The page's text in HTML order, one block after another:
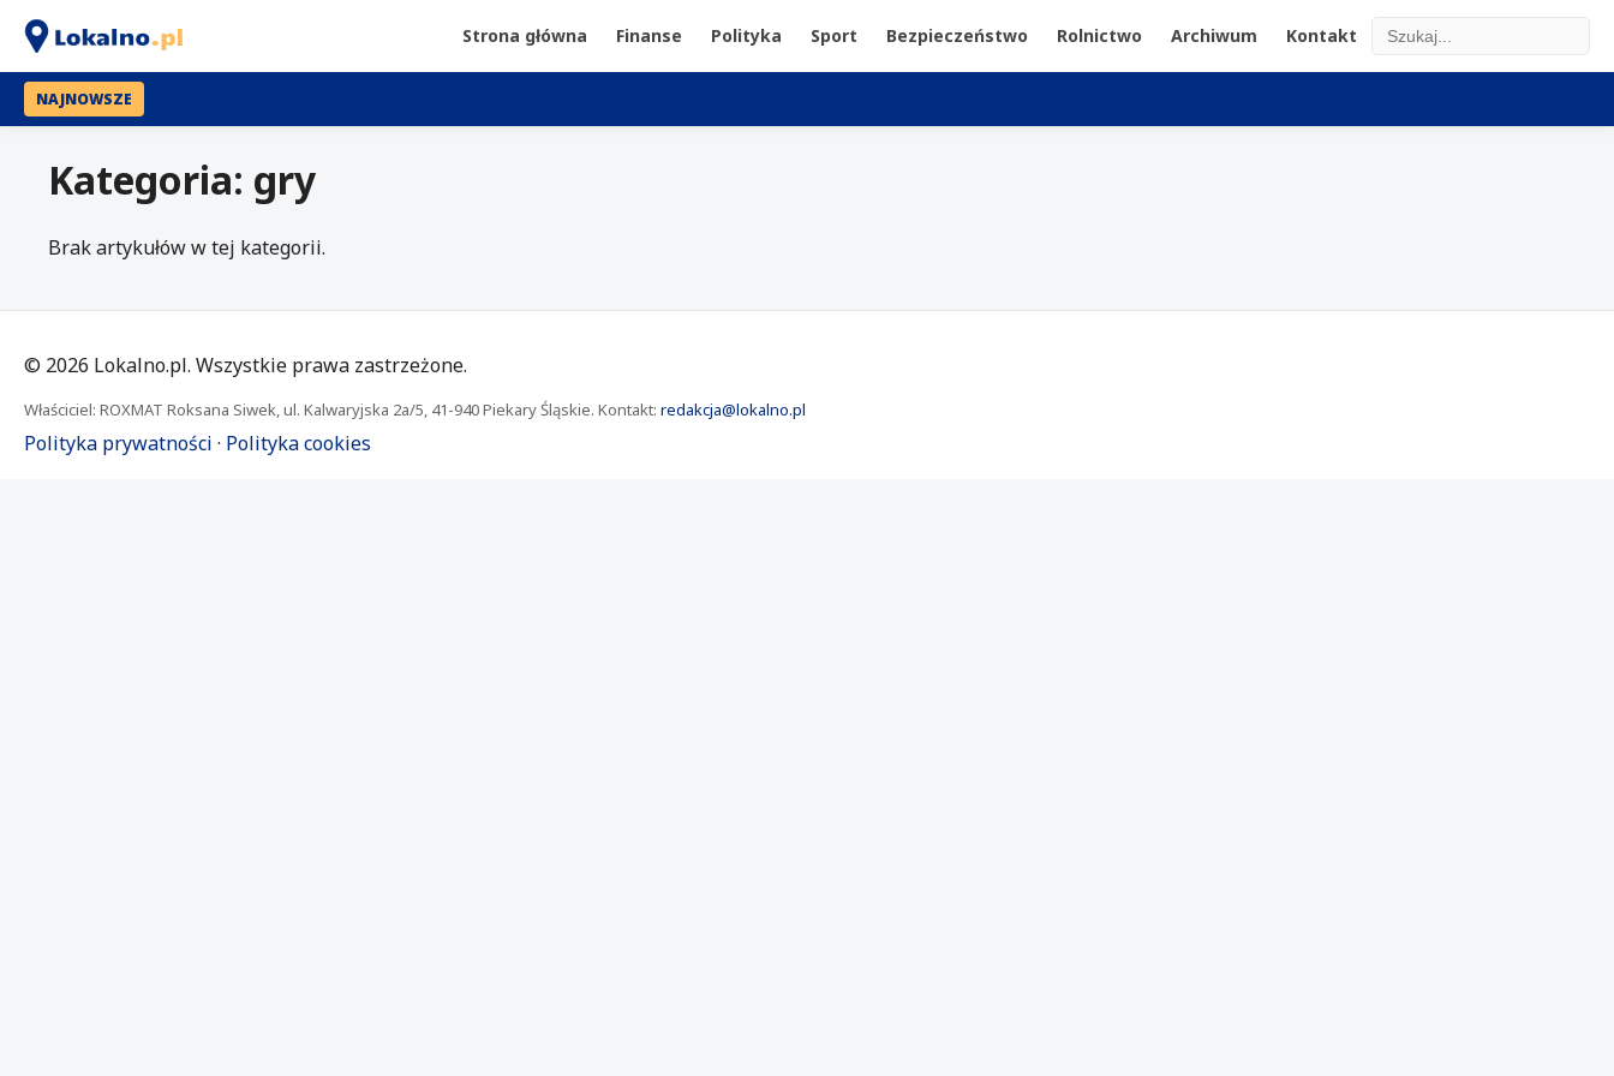
Strona główna Finanse Polityka Sport Bezpieczeństwo Rolnictwo Archiwum Kontakt
NAJNOWSZE
Kategoria: gry
Brak artykułów w tej kategorii.
© 2026 Lokalno.pl. Wszystkie prawa zastrzeżone.
Właściciel: ROXMAT Roksana Siwek, ul. Kalwaryjska 2a/5, 41-940 Piekary Śląskie. Kontakt: redakcja@lokalno.pl
Polityka prywatności · Polityka cookies